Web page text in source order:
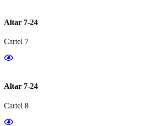
Altar 7-24
Cartel 7
Altar 7-24
Cartel 8